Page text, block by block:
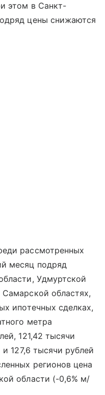
этом в Санкт-
цены снижаются
рассмотренных
месяц подряд
Удмуртской
областях,
ипотечных сделках,
метра
121,42 тысячи
127,6 тысячи рублей
регионов цена
области (-0,6% м/